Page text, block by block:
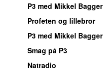
P3 med Mikkel Bagger
Profeten og lillebror
P3 med Mikkel Bagger
Smag på P3
Natradio